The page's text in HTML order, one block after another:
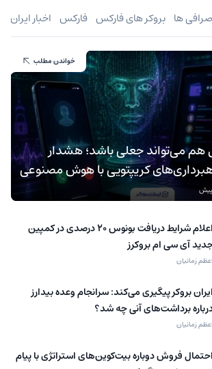
صرافی ها بروکر های فارکس فارکس اخبار ایران
می‌تواند جعلی باشد؛ هشدار
کریپتویی با هوش مصنوعی
خواندن مطلب
اعلام شرایط دریافت بونوس ۲۰ درصدی در کمپین
آی سی ام بروکرز
اعظم زمانیان
ایران بروکر پیگیری می‌کند: سرانجام وعده بیدارز
برداشت‌های آنی چه شد؟
اعظم زمانیان
احتمال فروش دوباره بیت‌کوین‌های استراتژی با پیام